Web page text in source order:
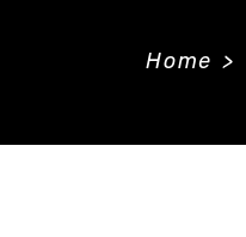
Home >